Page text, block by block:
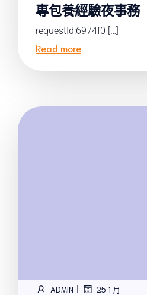
專包養經驗夜事務
requestId:6974f0 […]
Read more
ADMIN | 25 1 月